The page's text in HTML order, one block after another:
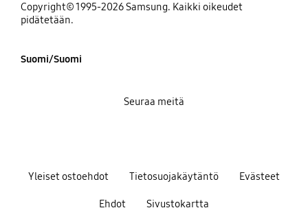
Copyright© 1995-2026 Samsung. Kaikki oikeudet
pidätetään.
Suomi/Suomi
Yleiset ostoehdot Tietosuojakäytäntö Evästeet
Ehdot Sivustokartta
Seuraa meitä